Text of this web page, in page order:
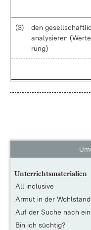
(3)
den
ana­ly­sie­ren
rung)
Unterrichtsmaterialien
All inclusive
Armut in der
Auf der Suche nach
Bin ich süchtig?